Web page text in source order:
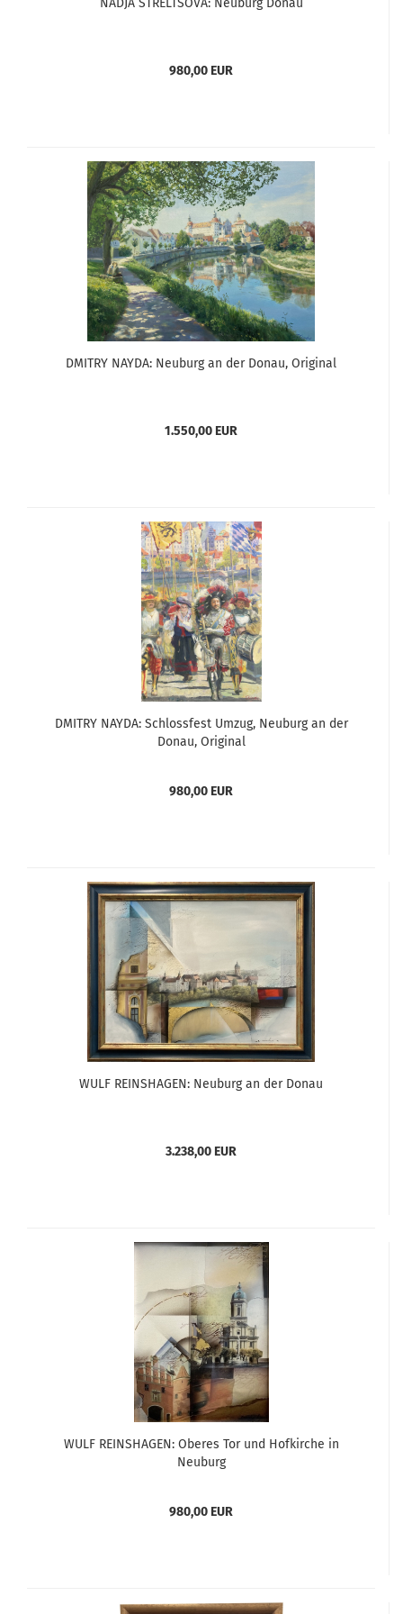
NADJA STRELTSOVA: Neuburg Donau
980,00 EUR
DMITRY NAYDA: Neuburg an der Donau, Original
1.550,00 EUR
DMITRY NAYDA: Schlossfest Umzug, Neuburg an der
Donau, Original
980,00 EUR
WULF REINSHAGEN: Neuburg an der Donau
3.238,00 EUR
WULF REINSHAGEN: Oberes Tor und Hofkirche in
Neuburg
980,00 EUR